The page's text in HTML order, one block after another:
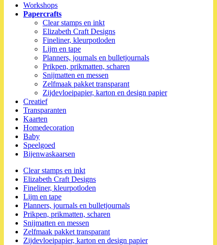
Workshops
Papercrafts
Clear stamps en inkt
Elizabeth Craft Designs
Fineliner, kleurpotloden
Lijm en tape
Planners, journals en bulletjournals
Prikpen, prikmatten, scharen
Snijmatten en messen
Zelfmaak pakket transparant
Zijdevloeipapier, karton en design papier
Creatief
Transparanten
Kaarten
Homedecoration
Baby
Speelgoed
Bijenwaskaarsen
Clear stamps en inkt
Elizabeth Craft Designs
Fineliner, kleurpotloden
Lijm en tape
Planners, journals en bulletjournals
Prikpen, prikmatten, scharen
Snijmatten en messen
Zelfmaak pakket transparant
Zijdevloeipapier, karton en design papier